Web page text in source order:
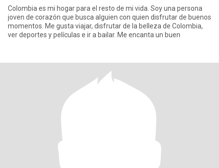
Colombia es mi hogar para el resto de mi vida. Soy una persona
joven de corazón que busca alguien con quien disfrutar de buenos
momentos. Me gusta viajar, disfrutar de la belleza de Colombia,
ver deportes y películas e ir a bailar. Me encanta un buen